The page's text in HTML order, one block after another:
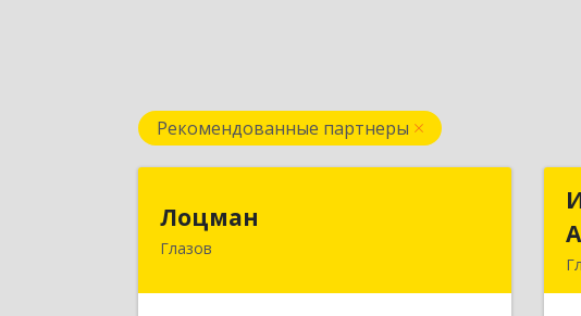
Рекомендованные партнеры
Лоцман
Глазов427620, Удмуртская Респ, Глазов г,